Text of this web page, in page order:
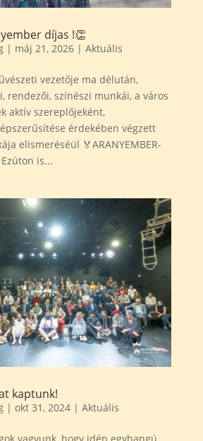
díjas !👏
| máj 21, 2026| Aktuális
vezetője ma délután,
rendezői, színészi munkái, a város
aktív szereplőjeként,
érdekében végzett
elismeréséül 🏅ARANYEMBER-
is...
kaptunk!
| okt 31, 2024| Aktuális